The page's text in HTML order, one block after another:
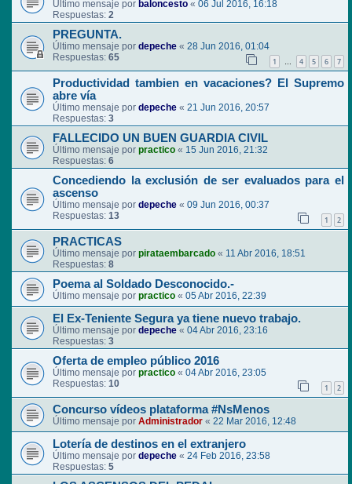
Último mensaje por baloncesto « 06 Jul 2016, 16:18
Respuestas: 2
PREGUNTA.
Último mensaje por depeche « 28 Jun 2016, 01:04
Respuestas: 65 1 … 4 5 6 7
Productividad tambien en vacaciones? El Supremo
abre vía
Último mensaje por depeche « 21 Jun 2016, 20:57
Respuestas: 3
FALLECIDO UN BUEN GUARDIA CIVIL
Último mensaje por practico « 15 Jun 2016, 21:32
Respuestas: 6
Concediendo la exclusión de ser evaluados para el
ascenso
Último mensaje por depeche « 09 Jun 2016, 00:37
Respuestas: 13 1 2
PRACTICAS
Último mensaje por pirataembarcado « 11 Abr 2016, 18:51
Respuestas: 8
Poema al Soldado Desconocido.-
Último mensaje por practico « 05 Abr 2016, 22:39
El Ex-Teniente Segura ya tiene nuevo trabajo.
Último mensaje por depeche « 04 Abr 2016, 23:16
Respuestas: 3
Oferta de empleo público 2016
Último mensaje por practico « 04 Abr 2016, 23:05
Respuestas: 10 1 2
Concurso vídeos plataforma #NsMenos
Último mensaje por Administrador « 22 Mar 2016, 12:48
Lotería de destinos en el extranjero
Último mensaje por depeche « 24 Feb 2016, 23:58
Respuestas: 5